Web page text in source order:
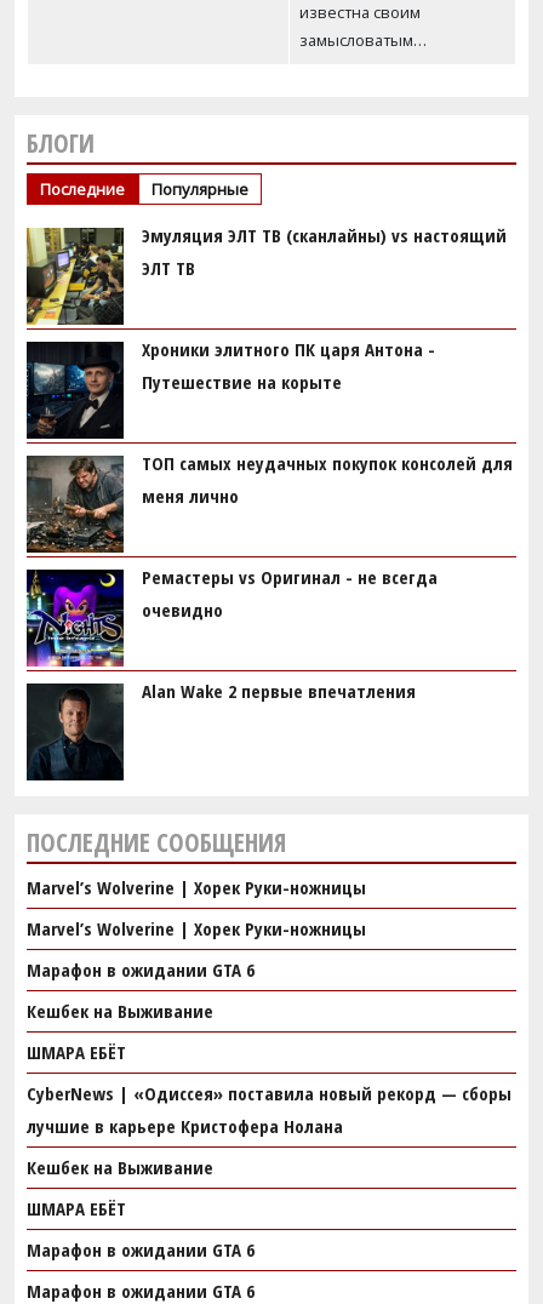
БЛОГИ
Последние Популярные
Эмуляция ЭЛТ ТВ (сканлайны) vs настоящий
ЭЛТ ТВ
Хроники элитного ПК царя Антона -
Путешествие на корыте
ТОП самых неудачных покупок консолей для
меня лично
Ремастеры vs Оригинал - не всегда
очевидно
Alan Wake 2 первые впечатления
ПОСЛЕДНИЕ СООБЩЕНИЯ
Marvel’s Wolverine | Хорек Руки-ножницы
Marvel’s Wolverine | Хорек Руки-ножницы
Марафон в ожидании GTA 6
Кешбек на Выживание
ШМАРА ЕБЁТ
CyberNews | «Одиссея» поставила новый рекорд — сборы
лучшие в карьере Кристофера Нолана
Кешбек на Выживание
ШМАРА ЕБЁТ
Марафон в ожидании GTA 6
Марафон в ожидании GTA 6
известна своим
замысловатым…